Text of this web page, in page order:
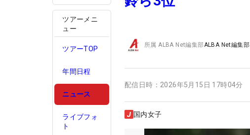
ツアーメニ
ュー
ツアーTOP
年間日程
ニュース
ライブフォ
ト
所属ALBA Net編集部ALBA Net編集部
配信日時： 2026年5月15日 17時04分
国内女子